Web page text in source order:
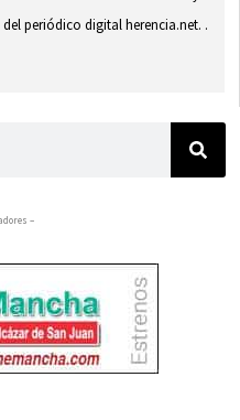
periódico digital herencia.net. .
–